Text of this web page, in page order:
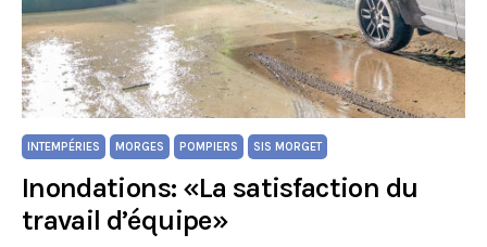
INTEMPÉRIES MORGES POMPIERS SIS MORGET
Inondations: «La satisfaction du
travail d’équipe»